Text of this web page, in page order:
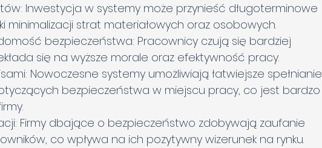
Inwestycja w systemy może przynieść długoterminowe
minimalizacji strat materiałowych oraz osobowych.
bezpieczeństwa: Pracownicy czują się bardziej
się na wyższe morale oraz efektywność pracy.
Nowoczesne systemy umożliwiają łatwiejsze spełnianie
bezpieczeństwa w miejscu pracy, co jest bardzo
Firmy dbające o bezpieczeństwo zdobywają zaufanie
co wpływa na ich pozytywny wizerunek na rynku.